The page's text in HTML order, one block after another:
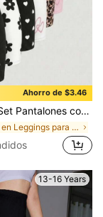
Ahorro de $3.46
usar en casa & al aire libre, estampado versátil de flores, corazones y leopardo, estilo dulce & fresco, tela de punto, leggings cómodos y suaves
en Leggings para chicas adolescentes
13-16 Years